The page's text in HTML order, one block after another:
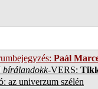
Paál
bírálandokk-VERS:
az univerzum szélén